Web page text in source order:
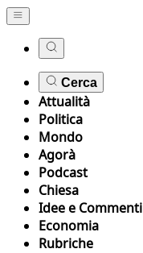
Cerca
Attualità
Politica
Mondo
Agorà
Podcast
Chiesa
Idee e Commenti
Economia
Rubriche